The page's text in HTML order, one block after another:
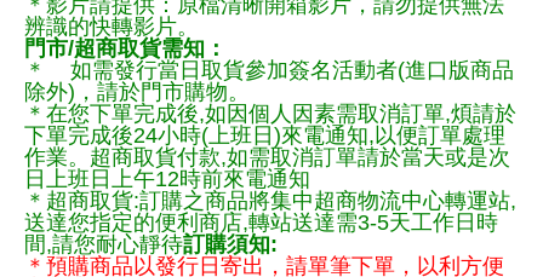
＊影片請提供：原檔清晰開箱影片，請勿提供無法
辨識的快轉影片。
門市/超商取貨需知：
＊ 如需發行當日取貨參加簽名活動者(進口版商品
除外)，請於門市購物。
＊在您下單完成後,如因個人因素需取消訂單,煩請於
下單完成後24小時(上班日)來電通知,以便訂單處理
作業。超商取貨付款,如需取消訂單請於當天或是次
日上班日上午12時前來電通知
＊超商取貨:訂購之商品將集中超商物流中心轉運站,
送達您指定的便利商店,轉站送達需3-5天工作日時
間,請您耐心靜待訂購須知:
＊預購商品以發行日寄出，請單筆下單，以利方便